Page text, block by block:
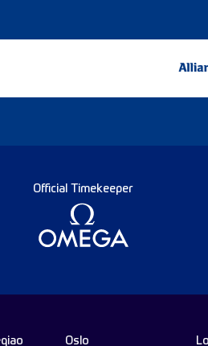
Official Timekeeper
Oslo